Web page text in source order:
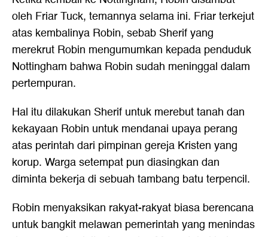
oleh Friar Tuck, temannya selama ini. Friar terkejut
atas kembalinya Robin, sebab Sherif yang
merekrut Robin mengumumkan kepada penduduk
Nottingham bahwa Robin sudah meninggal dalam
pertempuran.
Hal itu dilakukan Sherif untuk merebut tanah dan
kekayaan Robin untuk mendanai upaya perang
atas perintah dari pimpinan gereja Kristen yang
korup. Warga setempat pun diasingkan dan
diminta bekerja di sebuah tambang batu terpencil.
Robin menyaksikan rakyat-rakyat biasa berencana
untuk bangkit melawan pemerintah yang menindas